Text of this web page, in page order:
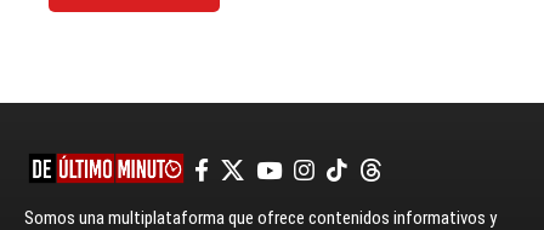
Somos una multiplataforma que ofrece contenidos informativos y